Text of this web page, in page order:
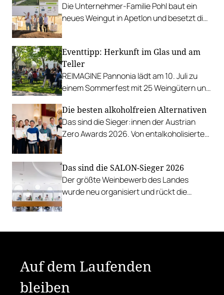
Die Unternehmer-Familie Pohl baut ein
neues Weingut in Apetlon und besetzt die
Eventtipp: Herkunft im Glas und am
Teller
REIMAGINE Pannonia lädt am 10. Juli zu
einem Sommerfest mit 25 Weingütern und
Esterhazy.
Die besten alkoholfreien Alternativen
Das sind die Sieger:innen der Austrian
Zero Awards 2026. Von entalkoholisierten
Das sind die SALON-Sieger 2026
Der größte Weinbewerb des Landes
wurde neu organisiert und rückt die
Auf dem Laufenden
bleiben